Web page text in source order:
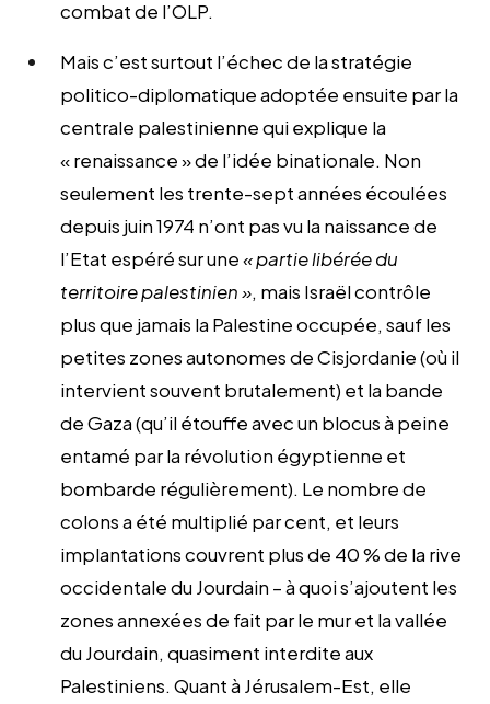
combat de l’OLP.
Mais c’est surtout l’échec de la stratégie
politico-diplomatique adoptée ensuite par la
centrale palestinienne qui explique la
« renaissance » de l’idée binationale. Non
seulement les trente-sept années écoulées
depuis juin 1974 n’ont pas vu la naissance de
l’Etat espéré sur une« partie libérée du
territoire palestinien », mais Israël contrôle
plus que jamais la Palestine occupée, sauf les
petites zones autonomes de Cisjordanie (où il
intervient souvent brutalement) et la bande
de Gaza (qu’il étouffe avec un blocus à peine
entamé par la révolution égyptienne et
bombarde régulièrement). Le nombre de
colons a été multiplié par cent, et leurs
implantations couvrent plus de 40 % de la rive
occidentale du Jourdain – à quoi s’ajoutent les
zones annexées de fait par le mur et la vallée
du Jourdain, quasiment interdite aux
Palestiniens. Quant à Jérusalem-Est, elle